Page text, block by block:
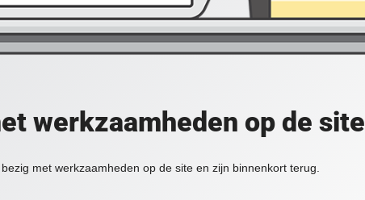
werkzaamheden op de site
met werkzaamheden op de site en zijn binnenkort terug.